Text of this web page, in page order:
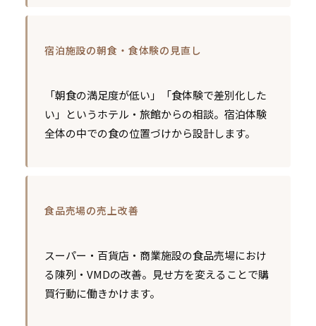
宿泊施設の朝食・食体験の見直し
「朝食の満足度が低い」「食体験で差別化した
い」というホテル・旅館からの相談。宿泊体験
全体の中での食の位置づけから設計します。
食品売場の売上改善
スーパー・百貨店・商業施設の食品売場におけ
る陳列・VMDの改善。見せ方を変えることで購
買行動に働きかけます。